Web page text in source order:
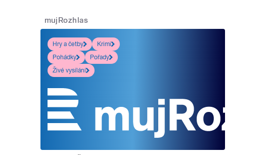
mujRozhlas
Hry a četby
Krimi
Pohádky
Pořady
Živé vysílání